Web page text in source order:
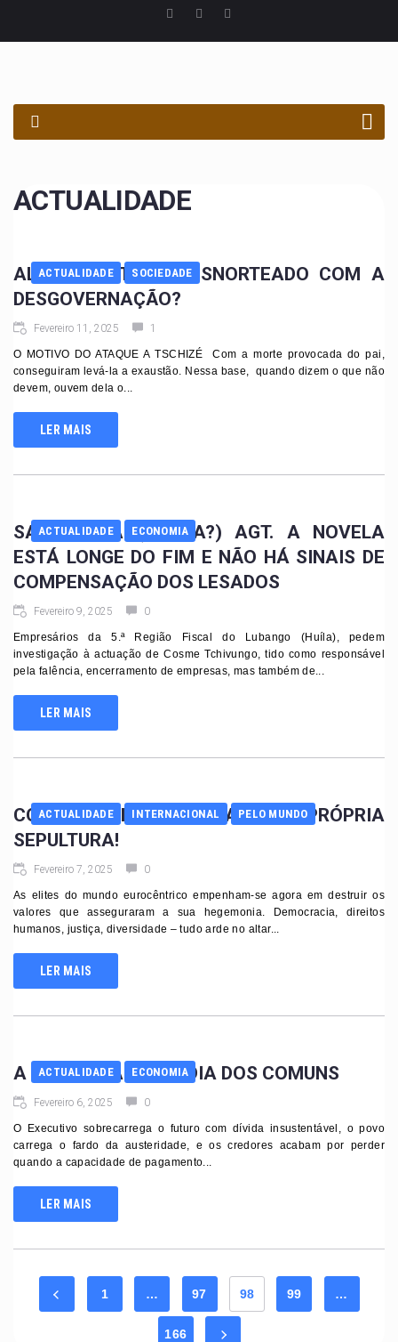
ACTUALIDADE
ACTUALIDADE SOCIEDADE
ALGUÉM ESTARÁ DESNORTEADO COM A
DESGOVERNAÇÃO?
Fevereiro 11, 2025 1
O MOTIVO DO ATAQUE A TSCHIZÉ Com a morte provocada do pai,
conseguiram levá-la a exaustão. Nessa base, quando dizem o que não
devem, ouvem dela o...
LER MAIS
ACTUALIDADE ECONOMIA
SAQUES NA (OU DA?) AGT. A NOVELA
ESTÁ LONGE DO FIM E NÃO HÁ SINAIS DE
COMPENSAÇÃO DOS LESADOS
Fevereiro 9, 2025 0
Empresários da 5.ª Região Fiscal do Lubango (Huíla), pedem
investigação à actuação de Cosme Tchivungo, tido como responsável
pela falência, encerramento de empresas, mas também de...
LER MAIS
ACTUALIDADE INTERNACIONAL PELO MUNDO
COMO O OCIDENTE CAVA A SUA PRÓPRIA
SEPULTURA!
Fevereiro 7, 2025 0
As elites do mundo eurocêntrico empenham-se agora em destruir os
valores que asseguraram a sua hegemonia. Democracia, direitos
humanos, justiça, diversidade – tudo arde no altar...
LER MAIS
ACTUALIDADE ECONOMIA
A DÍVIDA E A TRAGÉDIA DOS COMUNS
Fevereiro 6, 2025 0
O Executivo sobrecarrega o futuro com dívida insustentável, o povo
carrega o fardo da austeridade, e os credores acabam por perder
quando a capacidade de pagamento...
LER MAIS
1 … 97 98 99 …
166